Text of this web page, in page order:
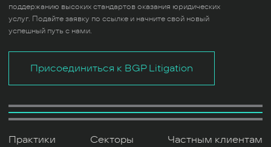
поддержанию высоких стандартов оказания юридических
услуг. Подайте заявку по ссылке и начните свой новый
успешный путь с нами.
Присоединиться к BGP Litigation
Практики Секторы Частным клиентам